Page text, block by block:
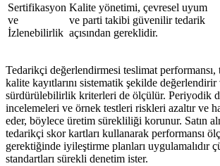
Sertifikasyon
ve
İzlenebilirlik
Kalite yönetimi, çevresel uyum
ve parti takibi güvenilir tedarik
açısından gereklidir.
Tedarikçi değerlendirmesi teslimat
kalite kayıtlarını sistematik şekilde değerlendirir
sürdürülebilirlik kriterleri de ölçülür. Periyodik
incelemeleri ve örnek testleri riskleri azaltır ve
eder, böylece üretim sürekliliği korunur. Satın
tedarikçi skor kartları kullanarak performansı
gerektiğinde iyileştirme planları uygulamalıdır
standartları sürekli denetim ister.